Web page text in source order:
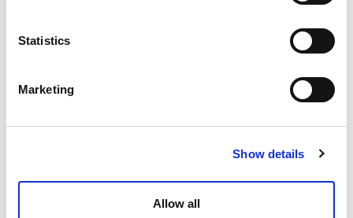
Statistics
Marketing
Show details
Allow all
⚡
Ai Checkout Sharing
Alle Funktionen anzeigen